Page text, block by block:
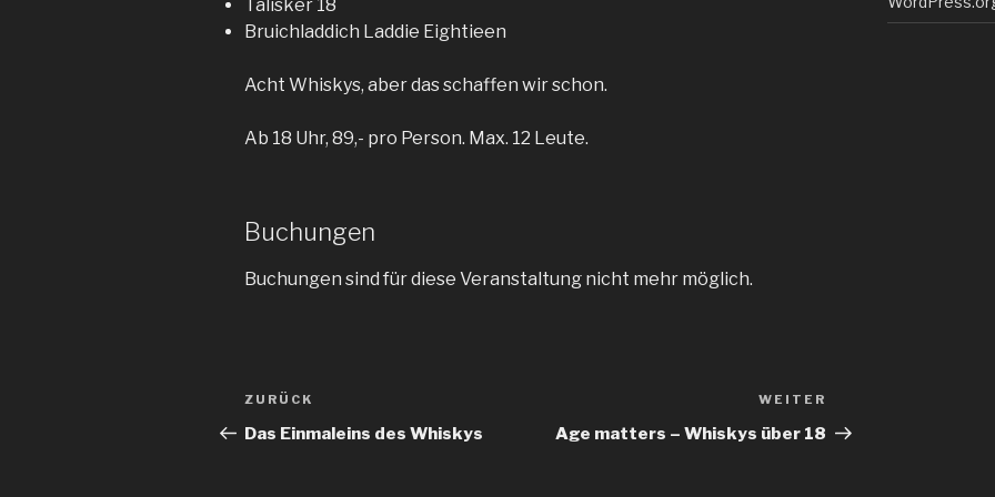
Talisker 18
Bruichladdich Laddie Eightieen
Acht Whiskys, aber das schaffen wir schon.
Ab 18 Uhr, 89,- pro Person. Max. 12 Leute.
Buchungen
Buchungen sind für diese Veranstaltung nicht mehr möglich.
Beitragsnavigation
Vorheriger
Beitrag
ZURÜCK
Das Einmaleins des Whiskys
Beitrag
WEITER
Age matters – Whiskys über 18